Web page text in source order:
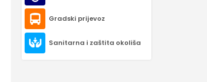
Gradski prijevoz
Sanitarna i zaštita okoliša